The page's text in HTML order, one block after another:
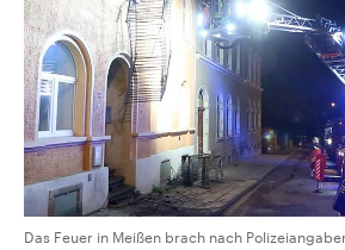
Das Feuer in Meißen brach nach